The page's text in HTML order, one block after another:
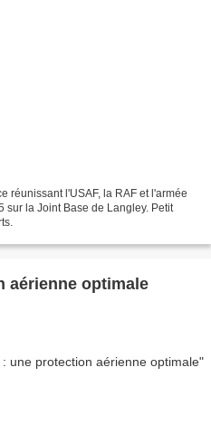
réunissant l'USAF, la RAF et l'armée
sur la Joint Base de Langley. Petit
aérienne optimale